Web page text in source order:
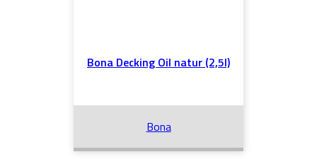
Bona Decking Oil natur (2,5l)
Bona